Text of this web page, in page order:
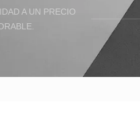
A UN PRECIO